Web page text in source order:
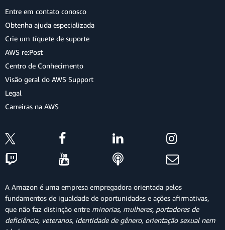
Entre em contato conosco
Obtenha ajuda especializada
Crie um tíquete de suporte
AWS re:Post
Centro de Conhecimento
Visão geral do AWS Support
Legal
Carreiras na AWS
A Amazon é uma empresa empregadora orientada pelos
fundamentos de igualdade de oportunidades e ações afirmativas,
que não faz distinção entre minorias, mulheres, portadores de
deficiência, veteranos, identidade de gênero, orientação sexual nem